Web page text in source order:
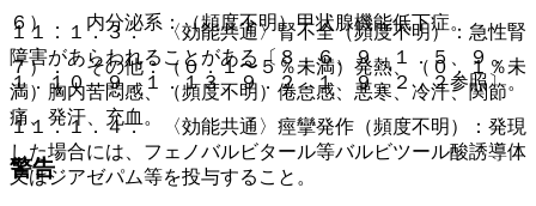
６）． 内分泌系：（頻度不明）甲状腺機能低下症。
７）． その他：（０．１〜５％未満）発熱、（０．１％未
満）胸内苦悶感、（頻度不明）倦怠感、悪寒、冷汗、関節
痛、発汗、充血。
警告
１１．１．３． 〈効能共通〉腎不全（頻度不明）：急性腎
障害があらわれることがある〔８．６、９．１．５、９．
１．１０、９．１．１３、９．２．１、９．２．２参照〕。
１１．１．４． 〈効能共通〉痙攣発作（頻度不明）：発現
した場合には、フェノバルビタール等バルビツール酸誘導体
又はジアゼパム等を投与すること。